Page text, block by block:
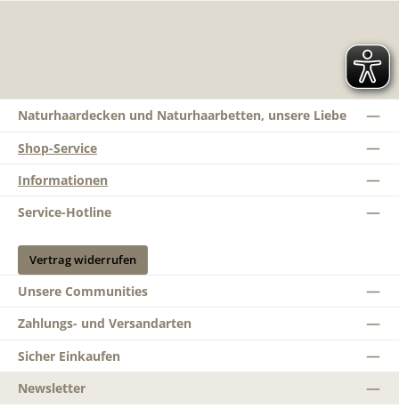
Naturhaardecken und Naturhaarbetten, unsere Liebe
Shop-Service
Informationen
Service-Hotline
Vertrag widerrufen
Unsere Communities
Zahlungs- und Versandarten
Sicher Einkaufen
Newsletter